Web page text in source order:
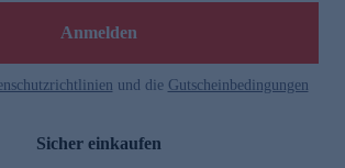
Anmelden
und die Gutscheinbedingungen
Sicher einkaufen